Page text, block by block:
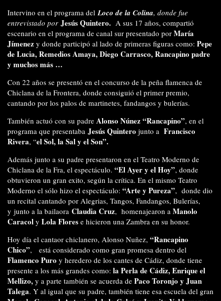
Intervino en el programa del Loco de la Colina, donde fue
entrevistado por Jesús Quintero. A sus 17 años, compartió
escenario en el programa de canal sur presentado por María
Jímenez y donde participó al lado de primeras figuras como: Pepe
de Lucia, Remedios Amaya, Diego Carrasco, Rancapino padre
y muchos más …
Con 22 años se presentó en el concurso de la peña flamenca de
Chiclana de la Frontera, donde consiguió el primer premio,
cantando por los palos de martinetes, fandangos y bulerías.
También actuó con su padre Alonso Núnez “Rancapino”, en el
programa que presentaba Jesús Quintero junto a Francisco
Rivera, “el Sol, la Sal y el Son”.
Además junto a su padre presentaron en el Teatro Moderno de
Chiclana de la Fra, el espectáculo. “El Ayer y el Hoy”, donde
obtuvieron un gran exito, según la crítica. En el mismo Teatro
Moderno el sólo hizo el espectáculo: “Arte y Pureza”, donde dio
un recital cantando por Alegrias, Tangos, Fandangos, Bulerías,
y junto a la bailaora Claudia Cruz, homenajearon a Manolo
Caracol y Lola Flores e hicieron una Zambra en su honor.
Hoy día el cantaor chiclanero, Alonso Nuñez, “Rancapino
Chico”, está considerado como gran promesa dentro del
Flamenco Puro y heredero de los cantes de Cádiz, donde tiene
presente a los más grandes como: la Perla de Cádiz, Enrique el
Mellizo, y a parte también se acuerda de Paco Toronjo y Juan
Talega. Y al igual que su padre, también tiene esa escuela del gran